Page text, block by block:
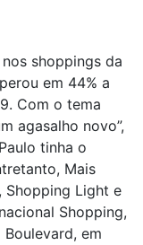
shoppings da
em 44% a
Com o tema
agasalho novo”,
tinha o
Mais
Shopping Light e
Shopping,
em